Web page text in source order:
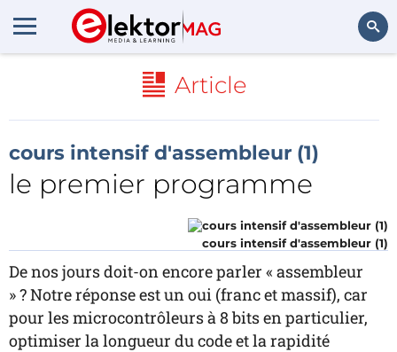
Article
cours intensif d'assembleur (1)
le premier programme
cours intensif d'assembleur (1)
De nos jours doit-on encore parler « assembleur
» ? Notre réponse est un oui (franc et massif), car
pour les microcontrôleurs à 8 bits en particulier,
optimiser la longueur du code et la rapidité